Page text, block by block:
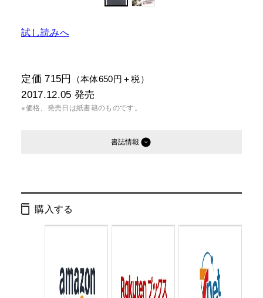
試し読みへ
定価 715円 （本体650円＋税）
2017.12.05 発売
※価格、発売日は紙書籍のものです。
書誌情報
ページ数：
判型： 文庫判
購入する